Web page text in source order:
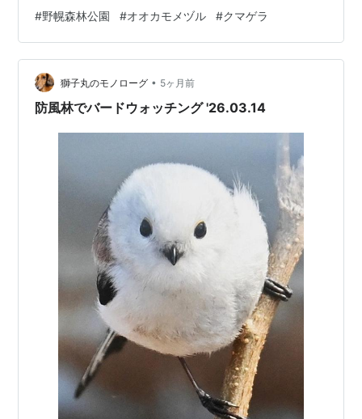
オカモメヅルが無くなった！ （小さい花が咲いていま
す） （枯れたのかな？） お手柄！オオカモメヅルを発
見！ （もう一か所のオオカモメヅル） オオカモメヅルの
そばにキタキツネが･･･何をしている？ （先客がいた！）
他の場所でもオオカモメヅルが見つかった！ （新しく見
#野幌森林公園 #オオカモメヅル #クマゲラ
獅子丸のモノローグ • 5ヶ月前
防風林でバードウォッチング '26.03.14